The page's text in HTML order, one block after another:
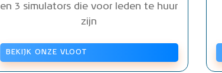
en 3 simulators die voor leden te huur
zijn
BEKIJK ONZE VLOOT